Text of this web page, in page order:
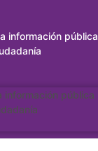
información pública
información pública